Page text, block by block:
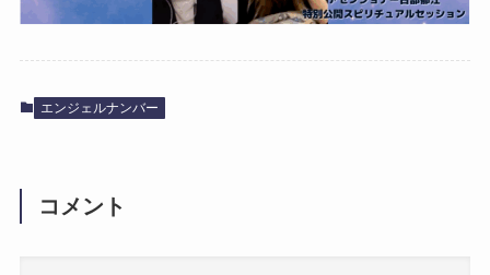
エンジェルナンバー
コメント